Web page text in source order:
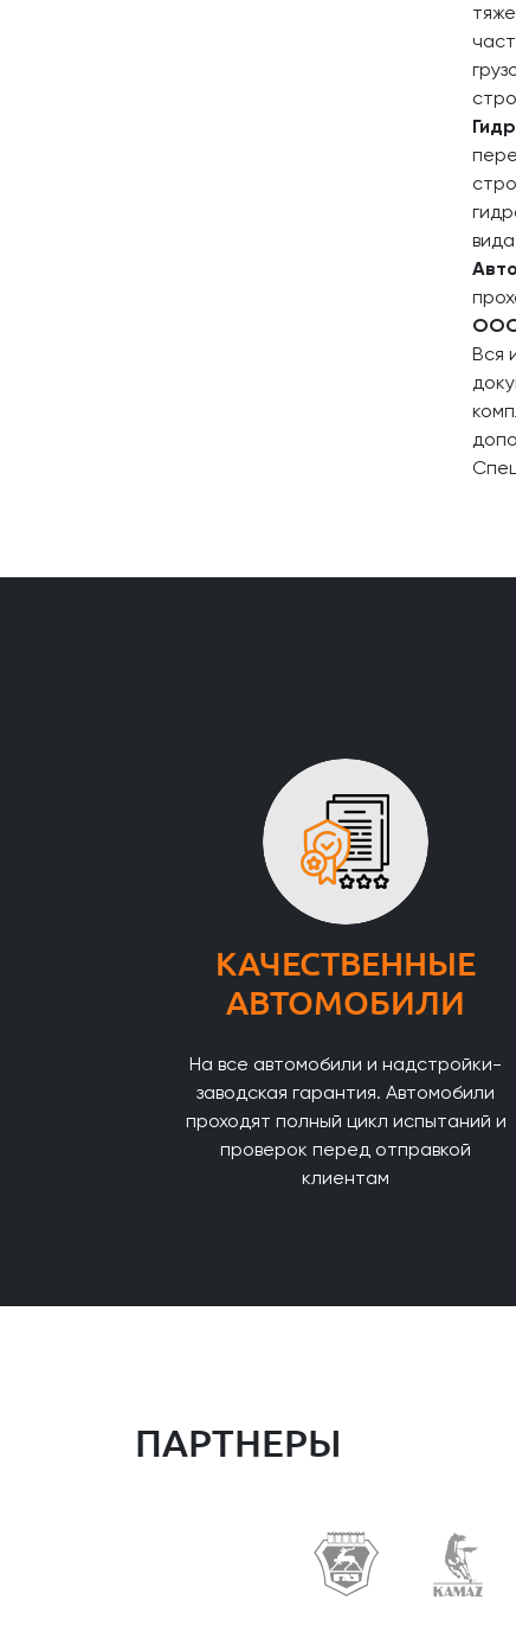
ООО
Вся
КАЧЕСТВЕННЫЕ
АВТОМОБИЛИ
На все автомобили и надстройки-
заводская гарантия. Автомобили
проходят полный цикл испытаний и
проверок перед отправкой
клиентам
ПАРТНЕРЫ